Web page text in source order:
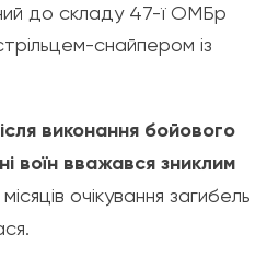
до складу 47-ї ОМБр
снайпером із
виконання бойового
воїн вважався зниклим
очікування загибель